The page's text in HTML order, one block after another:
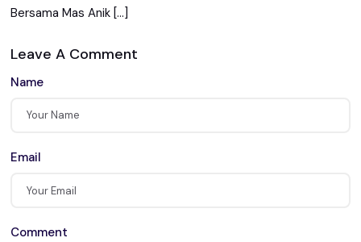
Bersama Mas Anik […]
Leave A Comment
Name
Email
Comment